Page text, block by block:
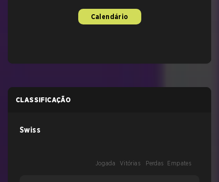
Calendário
CLASSIFICAÇÃO
Swiss
Jogada Vitórias Perdas Empates